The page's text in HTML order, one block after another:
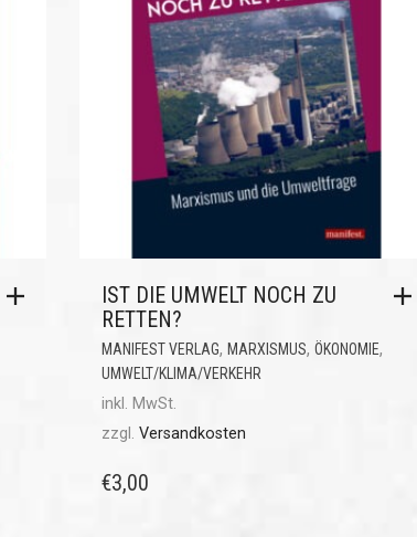
IST DIE UMWELT NOCH ZU
RETTEN?
MANIFEST VERLAG, MARXISMUS, ÖKONOMIE,
UMWELT/KLIMA/VERKEHR
inkl. MwSt.
zzgl. Versandkosten
€3,00